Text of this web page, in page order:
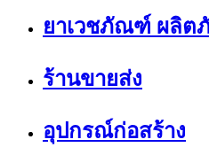
ยาเวชภัณฑ์ ผลิ
ร้านขายส่ง
อุปกรณ์ก่อสร้าง